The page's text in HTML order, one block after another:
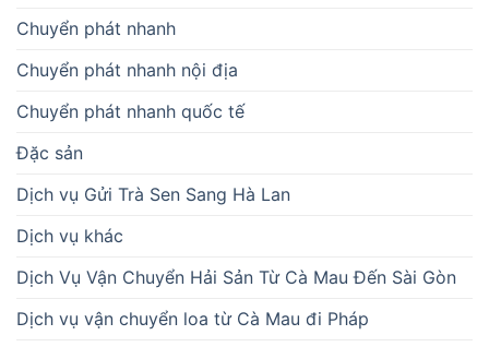
Chuyển phát nhanh
Chuyển phát nhanh nội địa
Chuyển phát nhanh quốc tế
Đặc sản
Dịch vụ Gửi Trà Sen Sang Hà Lan
Dịch vụ khác
Dịch Vụ Vận Chuyển Hải Sản Từ Cà Mau Đến Sài Gòn
Dịch vụ vận chuyển loa từ Cà Mau đi Pháp